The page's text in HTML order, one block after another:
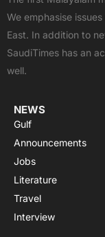
b
o
o
k
We emphasise
East. In addition to
SaudiTimes has an
well.
NEWS
Gulf
Announcements
Jobs
Literature
Travel
Interview